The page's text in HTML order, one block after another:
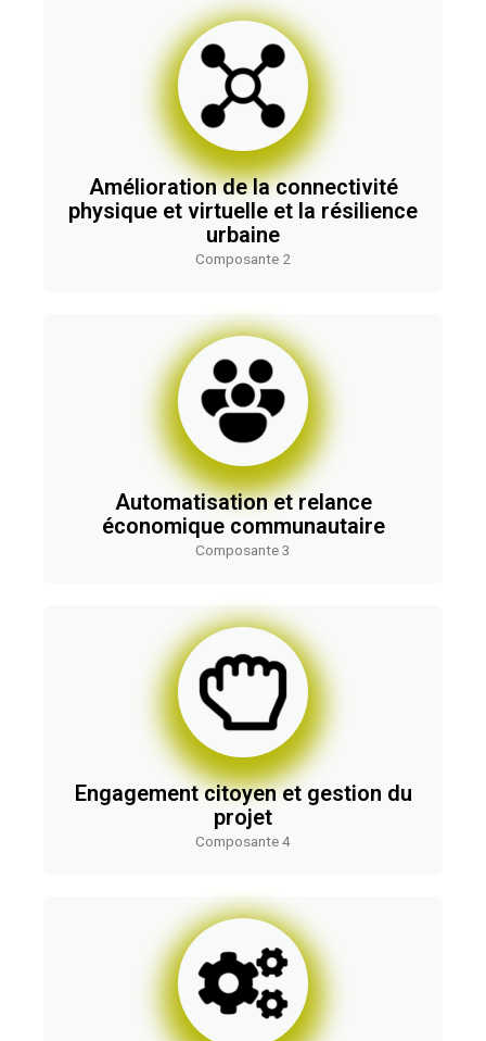
Amélioration de la connectivité
physique et virtuelle et la résilience
urbaine
Composante 2
Automatisation et relance
économique communautaire
Composante 3
Engagement citoyen et gestion du
projet
Composante 4